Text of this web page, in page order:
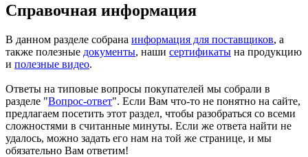
Справочная информация
В данном разделе собрана информация для поставщиков, а
также полезные документы, наши сертификаты на продукцию
и полезные видео.
Ответы на типовые вопросы покупателей мы собрали в
разделе "Вопрос-ответ". Если Вам что-то не понятно на сайте,
предлагаем посетить этот раздел, чтобы разобраться со всеми
сложностями в считанные минуты. Если же ответа найти не
удалось, можно задать его нам на той же странице, и мы
обязательно Вам ответим!